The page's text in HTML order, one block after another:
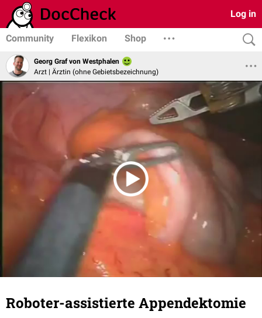
Log in
Community Flexikon Shop
Georg Graf von Westphalen
Arzt | Ärztin (ohne Gebietsbezeichnung)
Roboter-assistierte Appendektomie